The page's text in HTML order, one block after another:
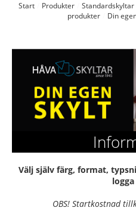
Start Produkter Standardskyltar
produkter
Din
Välj själv färg, format,
OBS! Startkostnad